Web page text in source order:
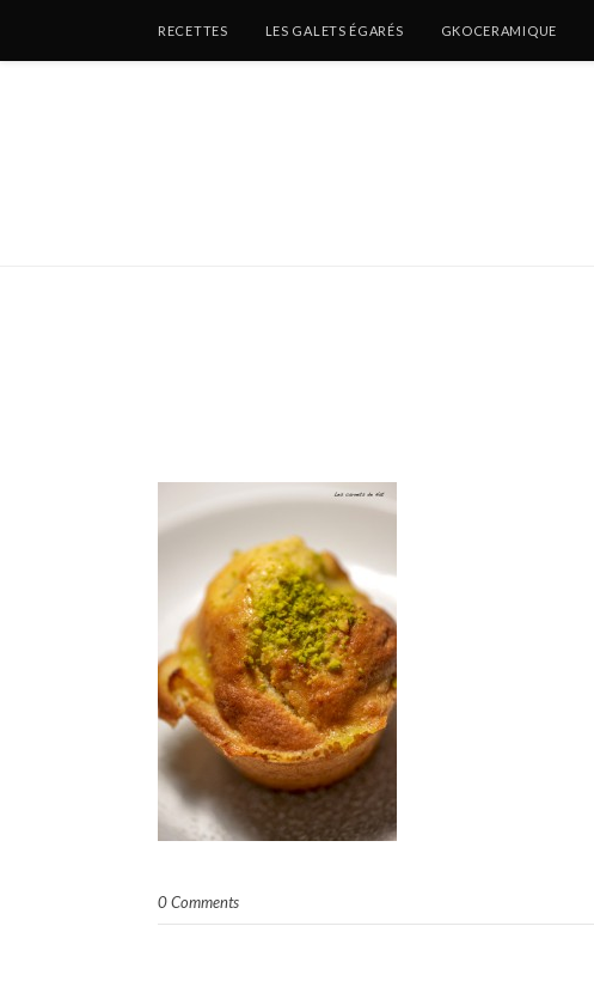
RECETTES LES GALETS ÉGARÉS GKOCERAMIQUE
0 Comments